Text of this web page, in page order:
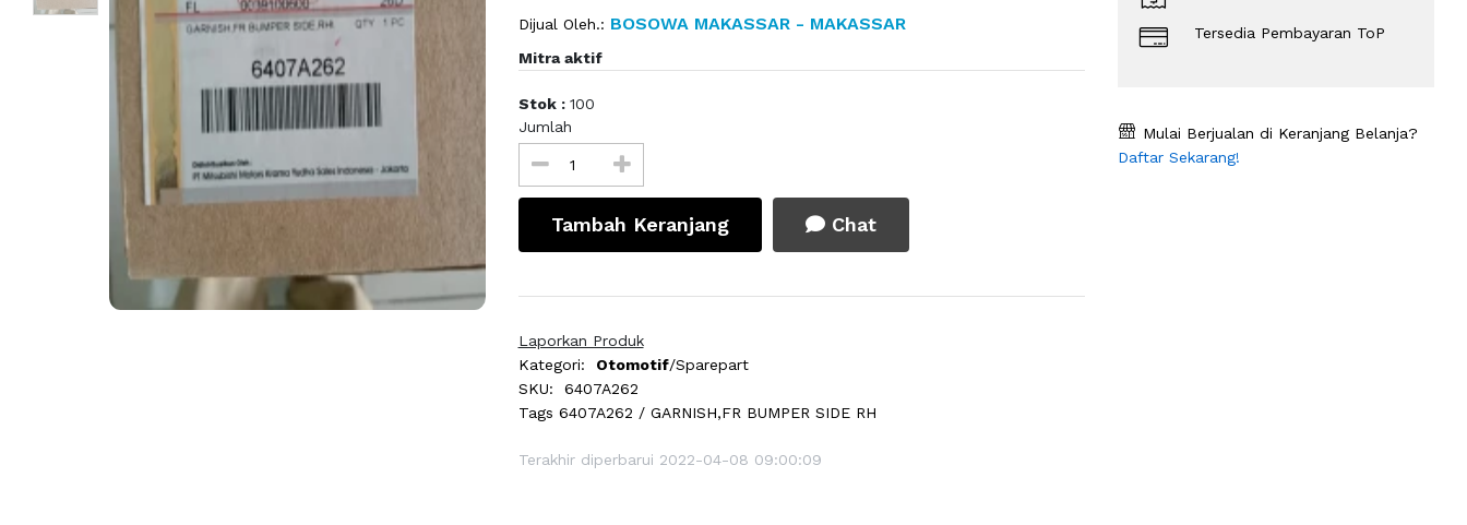
Dijual Oleh.: BOSOWA MAKASSAR - MAKASSAR
Mitra aktif
Stok : 100
Jumlah
Tambah Keranjang Chat
Laporkan Produk
Kategori:
Otomotif/Sparepart
SKU:
6407A262
Tags 6407A262 / GARNISH,FR BUMPER SIDE RH
Terakhir diperbarui 2022-04-08 09:00:09
Tersedia Pembayaran ToP
Mulai Berjualan di Keranjang Belanja?
Daftar Sekarang!